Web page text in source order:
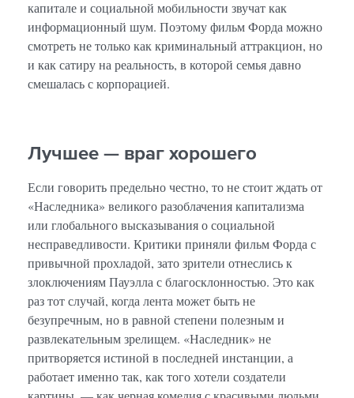
капитале и социальной мобильности звучат как
информационный шум. Поэтому фильм Форда можно
смотреть не только как криминальный аттракцион, но
и как сатиру на реальность, в которой семья давно
смешалась с корпорацией.
Лучшее — враг хорошего
Если говорить предельно честно, то не стоит ждать от
«Наследника» великого разоблачения капитализма
или глобального высказывания о социальной
несправедливости. Критики приняли фильм Форда с
привычной прохладой, зато зрители отнеслись к
злоключениям Пауэлла с благосклонностью. Это как
раз тот случай, когда лента может быть не
безупречным, но в равной степени полезным и
развлекательным зрелищем. «Наследник» не
притворяется истиной в последней инстанции, а
работает именно так, как того хотели создатели